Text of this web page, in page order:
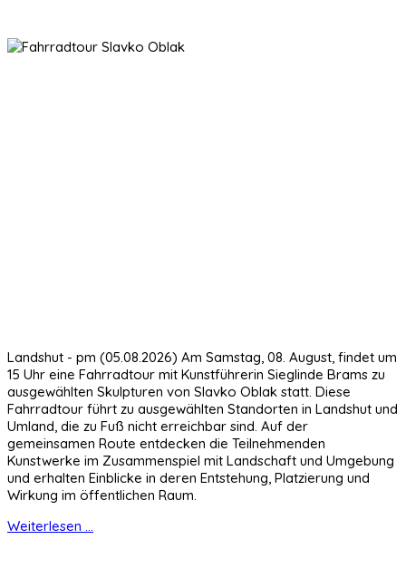
Landshut - pm (05.08.2026) Am Samstag, 08. August, findet um
15 Uhr eine Fahrradtour mit Kunstführerin Sieglinde Brams zu
ausgewählten Skulpturen von Slavko Oblak statt. Diese
Fahrradtour führt zu ausgewählten Standorten in Landshut und
Umland, die zu Fuß nicht erreichbar sind. Auf der
gemeinsamen Route entdecken die Teilnehmenden
Kunstwerke im Zusammenspiel mit Landschaft und Umgebung
und erhalten Einblicke in deren Entstehung, Platzierung und
Wirkung im öffentlichen Raum.
Weiterlesen ...